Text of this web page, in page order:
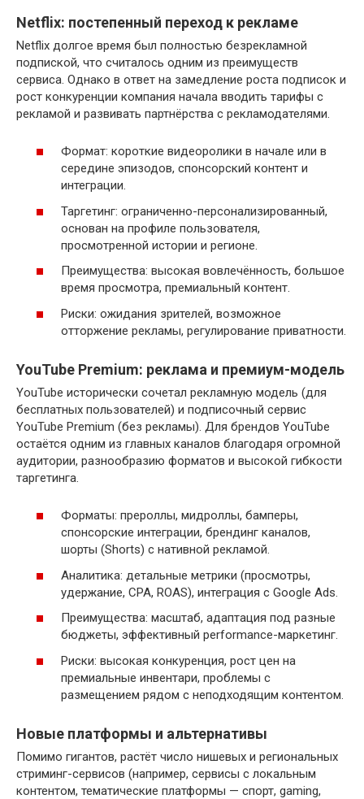
Netflix: постепенный переход к рекламе
Netflix долгое время был полностью безрекламной
подпиской, что считалось одним из преимуществ
сервиса. Однако в ответ на замедление роста подписок и
рост конкуренции компания начала вводить тарифы с
рекламой и развивать партнёрства с рекламодателями.
Формат: короткие видеоролики в начале или в
середине эпизодов, спонсорский контент и
интеграции.
Таргетинг: ограниченно-персонализированный,
основан на профиле пользователя,
просмотренной истории и регионе.
Преимущества: высокая вовлечённость, большое
время просмотра, премиальный контент.
Риски: ожидания зрителей, возможное
отторжение рекламы, регулирование приватности.
YouTube Premium: реклама и премиум-модель
YouTube исторически сочетал рекламную модель (для
бесплатных пользователей) и подписочный сервис
YouTube Premium (без рекламы). Для брендов YouTube
остаётся одним из главных каналов благодаря огромной
аудитории, разнообразию форматов и высокой гибкости
таргетинга.
Форматы: прероллы, мидроллы, бамперы,
спонсорские интеграции, брендинг каналов,
шорты (Shorts) с нативной рекламой.
Аналитика: детальные метрики (просмотры,
удержание, CPA, ROAS), интеграция с Google Ads.
Преимущества: масштаб, адаптация под разные
бюджеты, эффективный performance-маркетинг.
Риски: высокая конкуренция, рост цен на
премиальные инвентари, проблемы с
размещением рядом с неподходящим контентом.
Новые платформы и альтернативы
Помимо гигантов, растёт число нишевых и региональных
стриминг-сервисов (например, сервисы с локальным
контентом, тематические платформы — спорт, gaming,